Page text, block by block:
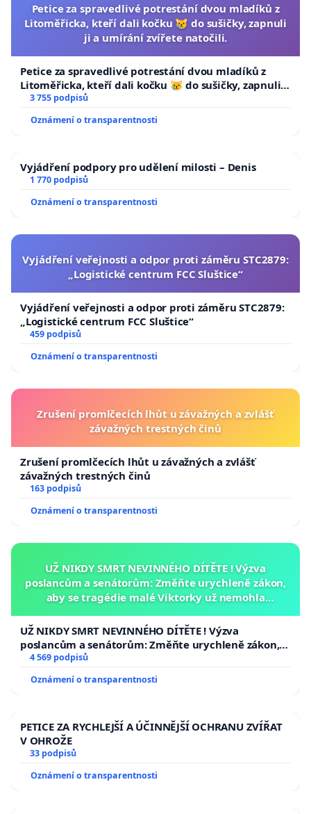
Petice za spravedlivé potrestání dvou mladíků z
Litoměřicka, kteří dali kočku 😿 do sušičky, zapnuli
ji a umírání zvířete natočili.
Petice za spravedlivé potrestání dvou mladíků z
Litoměřicka, kteří dali kočku 😿 do sušičky, zapnuli ji
a umírání zvířete natočili.
3 755 podpisů
Oznámení o transparentnosti
Vyjádření podpory pro udělení milosti – Denis
1 770 podpisů
Oznámení o transparentnosti
Vyjádření veřejnosti a odpor proti záměru STC2879:
„Logistické centrum FCC Sluštice“
Vyjádření veřejnosti a odpor proti záměru STC2879:
„Logistické centrum FCC Sluštice“
459 podpisů
Oznámení o transparentnosti
Zrušení promlčecích lhůt u závažných a zvlášť
závažných trestných činů
Zrušení promlčecích lhůt u závažných a zvlášť
závažných trestných činů
163 podpisů
Oznámení o transparentnosti
UŽ NIKDY SMRT NEVINNÉHO DÍTĚTE ! Výzva
poslancům a senátorům: Změňte urychleně zákon,
aby se tragédie malé Viktorky už nemohla
UŽ NIKDY SMRT NEVINNÉHO DÍTĚTE ! Výzva
poslancům a senátorům: Změňte urychleně zákon,
aby se tragédie malé Viktorky už nemohla opakovat!
4 569 podpisů
Oznámení o transparentnosti
PETICE ZA RYCHLEJŠÍ A ÚČINNĚJŠÍ OCHRANU ZVÍŘAT
V OHROŽE
33 podpisů
Oznámení o transparentnosti